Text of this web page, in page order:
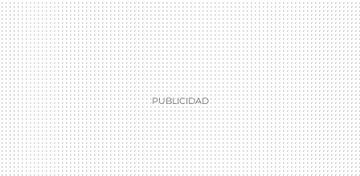
MAIL